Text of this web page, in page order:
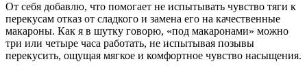
От себя добавлю, что помогает не испытывать чувство тяги к
перекусам отказ от сладкого и замена его на качественные
макароны. Как я в шутку говорю, «под макаронами» можно
три или четыре часа работать, не испытывая позывы
перекусить, ощущая мягкое и комфортное чувство насыщения.